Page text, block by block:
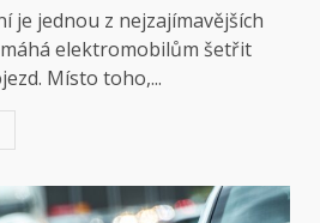
je jednou z nejzajímavějších
elektromobilům šetřit
Místo toho,...